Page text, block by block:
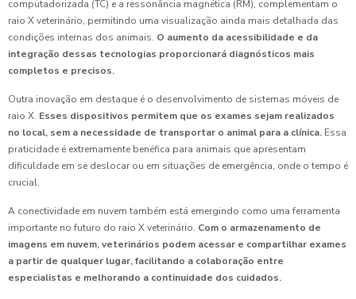
computadorizada (TC) e a ressonância magnética (RM), complementam o
raio X veterinário, permitindo uma visualização ainda mais detalhada das
condições internas dos animais. O aumento da acessibilidade e da
integração dessas tecnologias proporcionará diagnósticos mais
completos e precisos.
Outra inovação em destaque é o desenvolvimento de sistemas móveis de
raio X. Esses dispositivos permitem que os exames sejam realizados
no local, sem a necessidade de transportar o animal para a clínica. Essa
praticidade é extremamente benéfica para animais que apresentam
dificuldade em se deslocar ou em situações de emergência, onde o tempo é
crucial.
A conectividade em nuvem também está emergindo como uma ferramenta
importante no futuro do raio X veterinário. Com o armazenamento de
imagens em nuvem, veterinários podem acessar e compartilhar exames
a partir de qualquer lugar, facilitando a colaboração entre
especialistas e melhorando a continuidade dos cuidados.